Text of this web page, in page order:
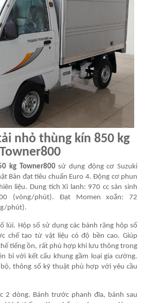
nhỏ thùng kín 850 kg
Towner800
kg Towner800sử dụng động cơ Suzuki
Bản đạt tiêu chuẩn Euro 4. Động cơ phun
liệu. Dung tích Xi lanh: 970 cc sản sinh
(vòng/phút). Đạt Momen xoắn: 72
phút).
lùi. Hộp số sử dụng các bánh răng hộp số
chế tạo từ vật liệu có độ bền cao. Giúp
tiếng ồn, rất phù hợp khi lưu thông trong
bỉ với kết cấu khung gầm loại gia cường.
thông số kỹ thuật phù hợp với yêu cầu
2 dòng. Bánh trước phanh đĩa, bánh sau